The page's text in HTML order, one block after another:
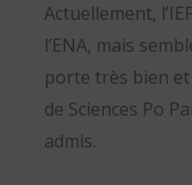
Actuellement,
l’ENA, mais
porte très bien et
de Sciences Po
admis.